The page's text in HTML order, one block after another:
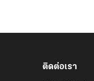
ติดต่อเรา